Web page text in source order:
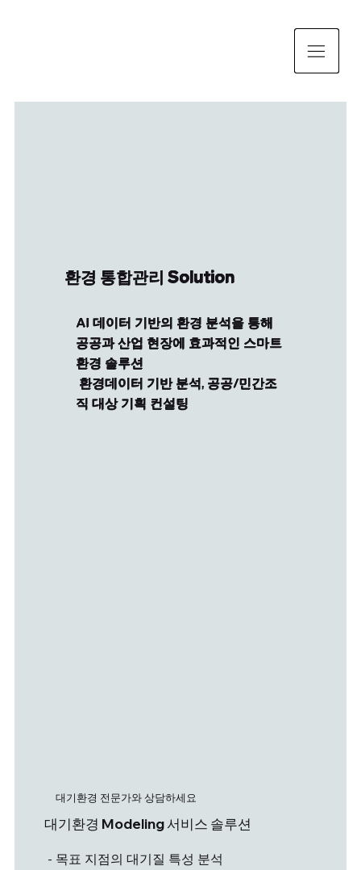
환경 통합관리 Solution
AI 데이터 기반의 환경 분석을 통해
공공과 산업 현장에 효과적인 스마트
환경 솔루션
환경데이터 기반 분석, 공공/민간조
직 대상 기획 컨설팅
​대기환경 전문가와 상담하세요
대기환경 Modeling 서비스 솔루션
- 목표 지점의 대기질 특성 분석